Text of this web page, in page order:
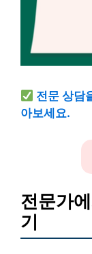
전문 상담
아보세요.
전문가
기